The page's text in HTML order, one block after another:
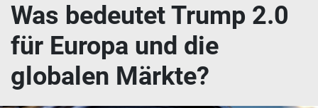
Was bedeutet Trump 2.0
für Europa und die
globalen Märkte?